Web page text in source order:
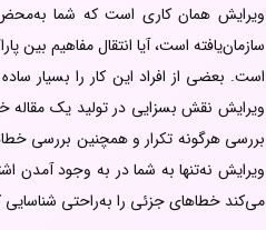
ویرایش همان کاری است که شما به‌محض
سازمان‌یافته است، آیا انتقال مفاهیم بین
است. بعضی از افراد این کار را بسیار
ویرایش نقش بسزایی در تولید یک
بررسی هرگونه تکرار و همچنین بررسی
ویرایش نه‌تنها به شما در به وجود آمدن
می‌کند خطاهای جزئی را به‌راحتی شناسایی